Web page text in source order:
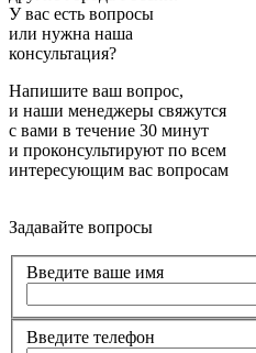
У вас есть вопросы
или нужна наша
консультация?
Напишите ваш вопрос,
и наши менеджеры свяжутся
с вами в течение 30 минут
и проконсультируют по всем
интересующим вас вопросам
Задавайте вопросы
Введите ваше имя
Введите телефон